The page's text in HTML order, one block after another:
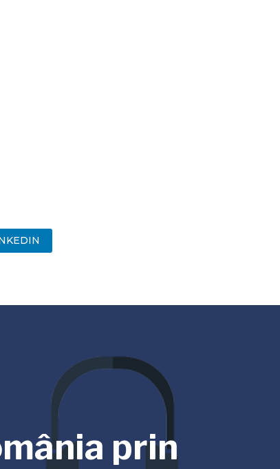
prin